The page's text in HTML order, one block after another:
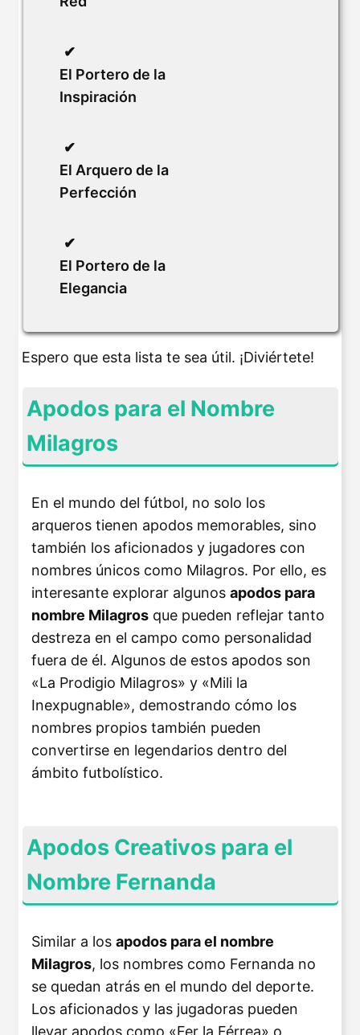
El Portero de la
Inspiración
El Arquero de la
Perfección
El Portero de la
Elegancia
Espero que esta lista te sea útil. ¡Diviértete!
Apodos para el Nombre
Milagros
En el mundo del fútbol, no solo los
arqueros tienen apodos memorables, sino
también los aficionados y jugadores con
nombres únicos como Milagros. Por ello, es
interesante explorar algunos apodos para
nombre Milagros que pueden reflejar tanto
destreza en el campo como personalidad
fuera de él. Algunos de estos apodos son
«La Prodigio Milagros» y «Mili la
Inexpugnable», demostrando cómo los
nombres propios también pueden
convertirse en legendarios dentro del
ámbito futbolístico.
Apodos Creativos para el
Nombre Fernanda
Similar a los apodos para el nombre
Milagros, los nombres como Fernanda no
se quedan atrás en el mundo del deporte.
Los aficionados y las jugadoras pueden
llevar apodos como «Fer la Férrea» o